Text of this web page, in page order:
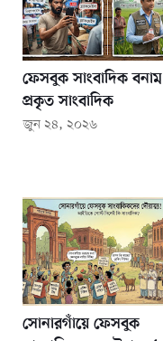
ফেসবুক সাংবাদিক বনাম
প্রকৃত সাংবাদিক
জুন ২৪, ২০২৬
সোনারগাঁয়ে ফেসবুক